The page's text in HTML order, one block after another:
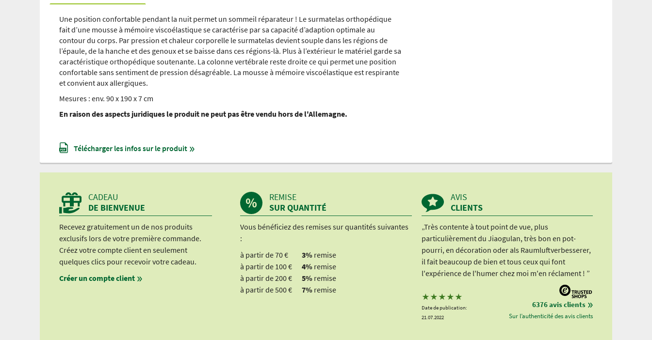
Une position confortable pendant la nuit permet un sommeil réparateur ! Le surmatelas orthopédique
fait d’une mousse à mémoire viscoélastique se caractérise par sa capacité d’adaption optimale au
contour du corps. Par pression et chaleur corporelle le surmatelas devient souple dans les régions de
l’épaule, de la hanche et des genoux et se baisse dans ces régions-là. Plus à l’extérieur le matériel garde sa
caractéristique orthopédique soutenante. La colonne vertébrale reste droite ce qui permet une position
confortable sans sentiment de pression désagréable. La mousse à mémoire viscoélastique est respirante
et convient aux allergiques.
Mesures : env. 90 x 190 x 7 cm
En raison des aspects juridiques le produit ne peut pas être vendu hors de l'Allemagne.
Télécharger les infos sur le produit
CADEAU
DE BIENVENUE
Recevez gratuitement un de nos produits
exclusifs lors de votre première commande.
Créez votre compte client en seulement
quelques clics pour recevoir votre cadeau.
Créer un compte client
REMISE
SUR QUANTITÉ
Vous bénéficiez des remises sur quantités suivantes
:
à partir de 70 €
3% remise
à partir de 100 €
4% remise
à partir de 200 €
5% remise
à partir de 500 €
7% remise
AVIS
CLIENTS
„Très contente à tout point de vue, plus
particulièrement du Jiaogulan, très bon en pot-
pourri, en décoration oder als Raumluftverbesserer,
il fait beaucoup de bien et tous ceux qui font
l'expérience de l'humer chez moi m'en réclament ! ”
★ ★ ★ ★ ★
Date de publication:
21.07.2022
6376 avis clients
Sur l’authenticité des avis clients